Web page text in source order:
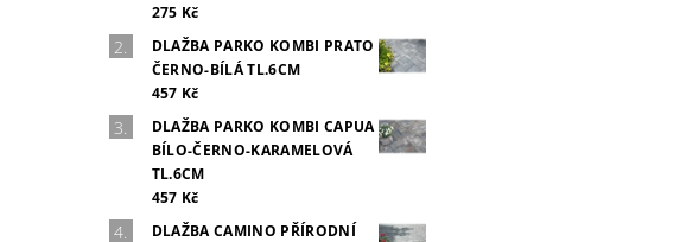
275 Kč
DLAŽBA PARKO KOMBI PRATO
ČERNO-BÍLÁ TL.6CM
457 Kč
DLAŽBA PARKO KOMBI CAPUA
BÍLO-ČERNO-KARAMELOVÁ
TL.6CM
457 Kč
DLAŽBA CAMINO PŘÍRODNÍ